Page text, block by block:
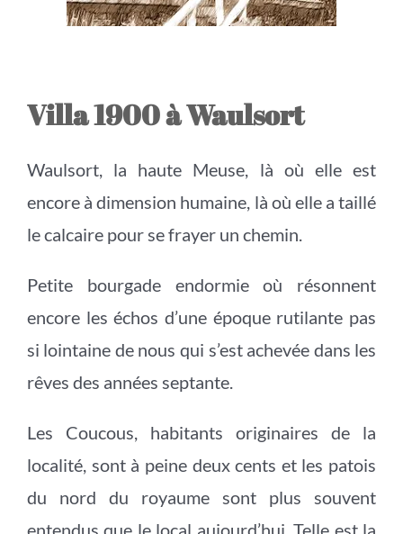
Villa 1900 à Waulsort
Waulsort, la haute Meuse, là où elle est
encore à dimension humaine, là où elle a taillé
le calcaire pour se frayer un chemin.
Petite bourgade endormie où résonnent
encore les échos d’une époque rutilante pas
si lointaine de nous qui s’est achevée dans les
rêves des années septante.
Les Coucous, habitants originaires de la
localité, sont à peine deux cents et les patois
du nord du royaume sont plus souvent
entendus que le local aujourd’hui. Telle est la